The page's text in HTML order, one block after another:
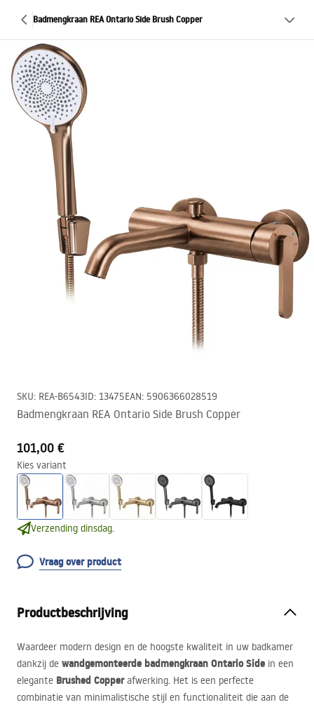
Badmengkraan REA Ontario Side Brush Copper
SKU: REA-B6543ID: 13475EAN: 5906366028519
Badmengkraan REA Ontario Side Brush Copper
101,00 €
Kies variant
Verzending dinsdag.
Vraag over product
Productbeschrijving
Waardeer modern design en de hoogste kwaliteit in uw badkamer
dankzij de wandgemonteerde badmengkraan Ontario Side in een
elegante Brushed Copperafwerking. Het is een perfecte
combinatie van minimalistische stijl en functionaliteit die aan de